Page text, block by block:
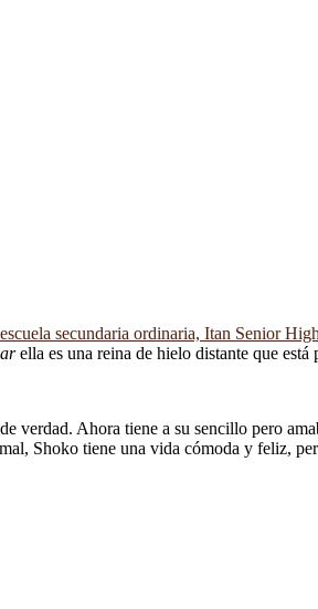
secundaria ordinaria, Itan Senior High
ella es una reina de hielo distante que está
Ahora tiene a su sencillo pero
Shoko tiene una vida cómoda y feliz,